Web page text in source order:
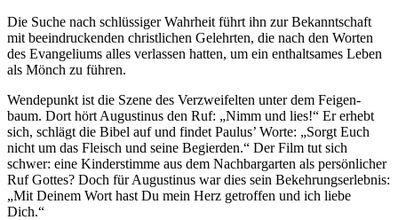
Die Suche nach schlüssiger Wahrheit führt ihn zur Bekanntschaft
mit beeindruckenden christlichen Gelehrten, die nach den Worten
des Evangeliums alles verlassen hatten, um ein enthaltsames Leben
als Mönch zu führen.
Wendepunkt ist die Szene des Verzweifelten unter dem Feigen-
baum. Dort hört Augustinus den Ruf: „Nimm und lies!“ Er erhebt
sich, schlägt die Bibel auf und findet Paulus’ Worte: „Sorgt Euch
nicht um das Fleisch und seine Begierden.“ Der Film tut sich
schwer: eine Kinderstimme aus dem Nachbargarten als persönlicher
Ruf Gottes? Doch für Augustinus war dies sein Bekehrungserlebnis:
„Mit Deinem Wort hast Du mein Herz getroffen und ich liebe
Dich.“